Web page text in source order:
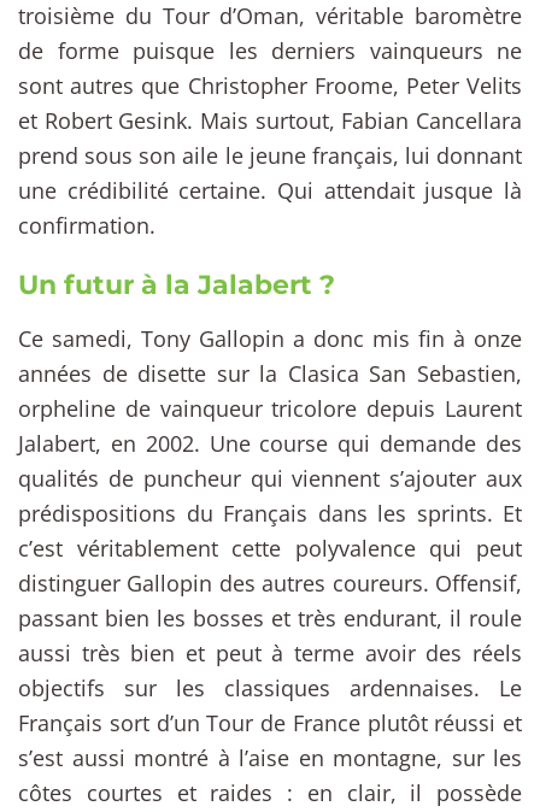
troisième du Tour d’Oman, véritable baromètre
de forme puisque les derniers vainqueurs ne
sont autres que Christopher Froome, Peter Velits
et Robert Gesink. Mais surtout, Fabian Cancellara
prend sous son aile le jeune français, lui donnant
une crédibilité certaine. Qui attendait jusque là
confirmation.
Un futur à la Jalabert ?
Ce samedi, Tony Gallopin a donc mis fin à onze
années de disette sur la Clasica San Sebastien,
orpheline de vainqueur tricolore depuis Laurent
Jalabert, en 2002. Une course qui demande des
qualités de puncheur qui viennent s’ajouter aux
prédispositions du Français dans les sprints. Et
c’est véritablement cette polyvalence qui peut
distinguer Gallopin des autres coureurs. Offensif,
passant bien les bosses et très endurant, il roule
aussi très bien et peut à terme avoir des réels
objectifs sur les classiques ardennaises. Le
Français sort d’un Tour de France plutôt réussi et
s’est aussi montré à l’aise en montagne, sur les
côtes courtes et raides : en clair, il possède